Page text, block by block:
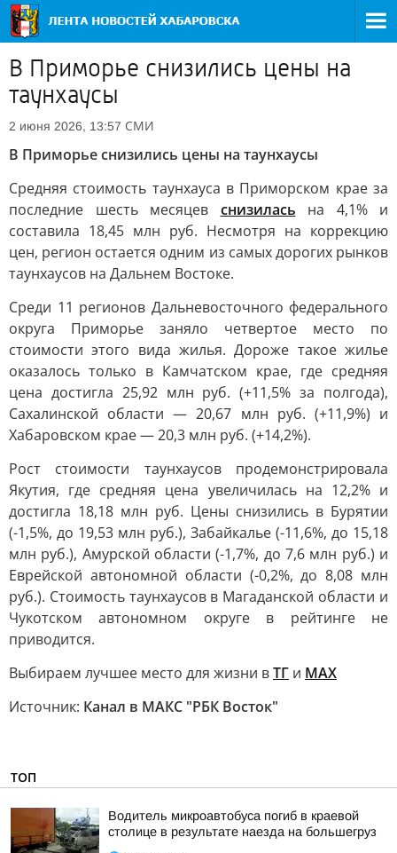
В Приморье снизились цены на
таунхаусы
2 июня 2026, 13:57 СМИ
В Приморье снизились цены на таунхаусы
Средняя стоимость таунхауса в Приморском крае за
последние шесть месяцев снизилась на 4,1% и
составила 18,45 млн руб. Несмотря на коррекцию
цен, регион остается одним из самых дорогих рынков
таунхаусов на Дальнем Востоке.
Среди 11 регионов Дальневосточного федерального
округа Приморье заняло четвертое место по
стоимости этого вида жилья. Дороже такое жилье
оказалось только в Камчатском крае, где средняя
цена достигла 25,92 млн руб. (+11,5% за полгода),
Сахалинской области — 20,67 млн руб. (+11,9%) и
Хабаровском крае — 20,3 млн руб. (+14,2%).
Рост стоимости таунхаусов продемонстрировала
Якутия, где средняя цена увеличилась на 12,2% и
достигла 18,18 млн руб. Цены снизились в Бурятии
(-1,5%, до 19,53 млн руб.), Забайкалье (-11,6%, до 15,18
млн руб.), Амурской области (-1,7%, до 7,6 млн руб.) и
Еврейской автономной области (-0,2%, до 8,08 млн
руб.). Стоимость таунхаусов в Магаданской области и
Чукотском автономном округе в рейтинге не
приводится.
Выбираем лучшее место для жизни вТГ и MAX
Источник: Канал в МАКС "РБК Восток"
ТОП
Водитель микроавтобуса погиб в краевой
столице в результате наезда на большегруз